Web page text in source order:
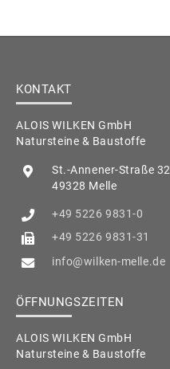
KONTAKT
ALOIS WILKEN GmbH
Natursteine & Baustoffe
St.-Annener-Straße 32
49328 Melle
+49 5226 9831-0
+49 5226 9831-31
info@wilken-melle.de
ÖFFNUNGSZEITEN
ALOIS WILKEN GmbH
Natursteine & Baustoffe